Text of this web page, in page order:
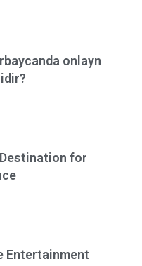
onlayn
for
Entertainment